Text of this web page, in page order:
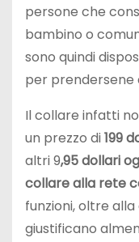
persone che
bambino o
sono quindi
per prendersene
Il collare infatti
un prezzo di199
altri 9,95 dollari
collare alla rete
funzioni, oltre
giustificano